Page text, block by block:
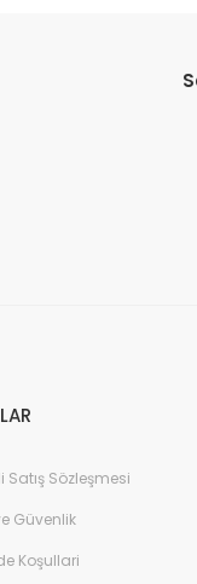
Satış Sözleşmesi
Güvenlik
Koşullari